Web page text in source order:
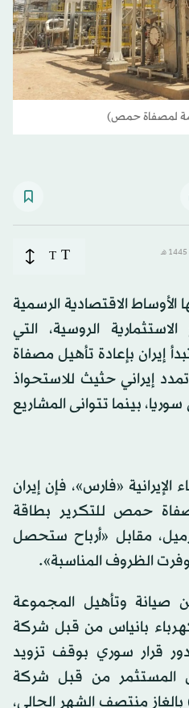
لمصفاة حمص)
T
T
الاقتصادية الرسمية
الروسية، التي
إيران بإعادة تأهيل مصفاة
إيراني حثيث للاستحواذ
بينما تتوانى المشاريع
الإيرانية «فارس»، فإن إيران
حمص للتكرير بطاقة
بـ120 ألف برميل، مقابل «أرباح ستحصل
الظروف المناسبة».
صيانة وتأهيل المجموعة
بانياس من قبل شركة
قرار سوري بوقف تزويد
من قبل شركة
منتصف الشهر الحالي،